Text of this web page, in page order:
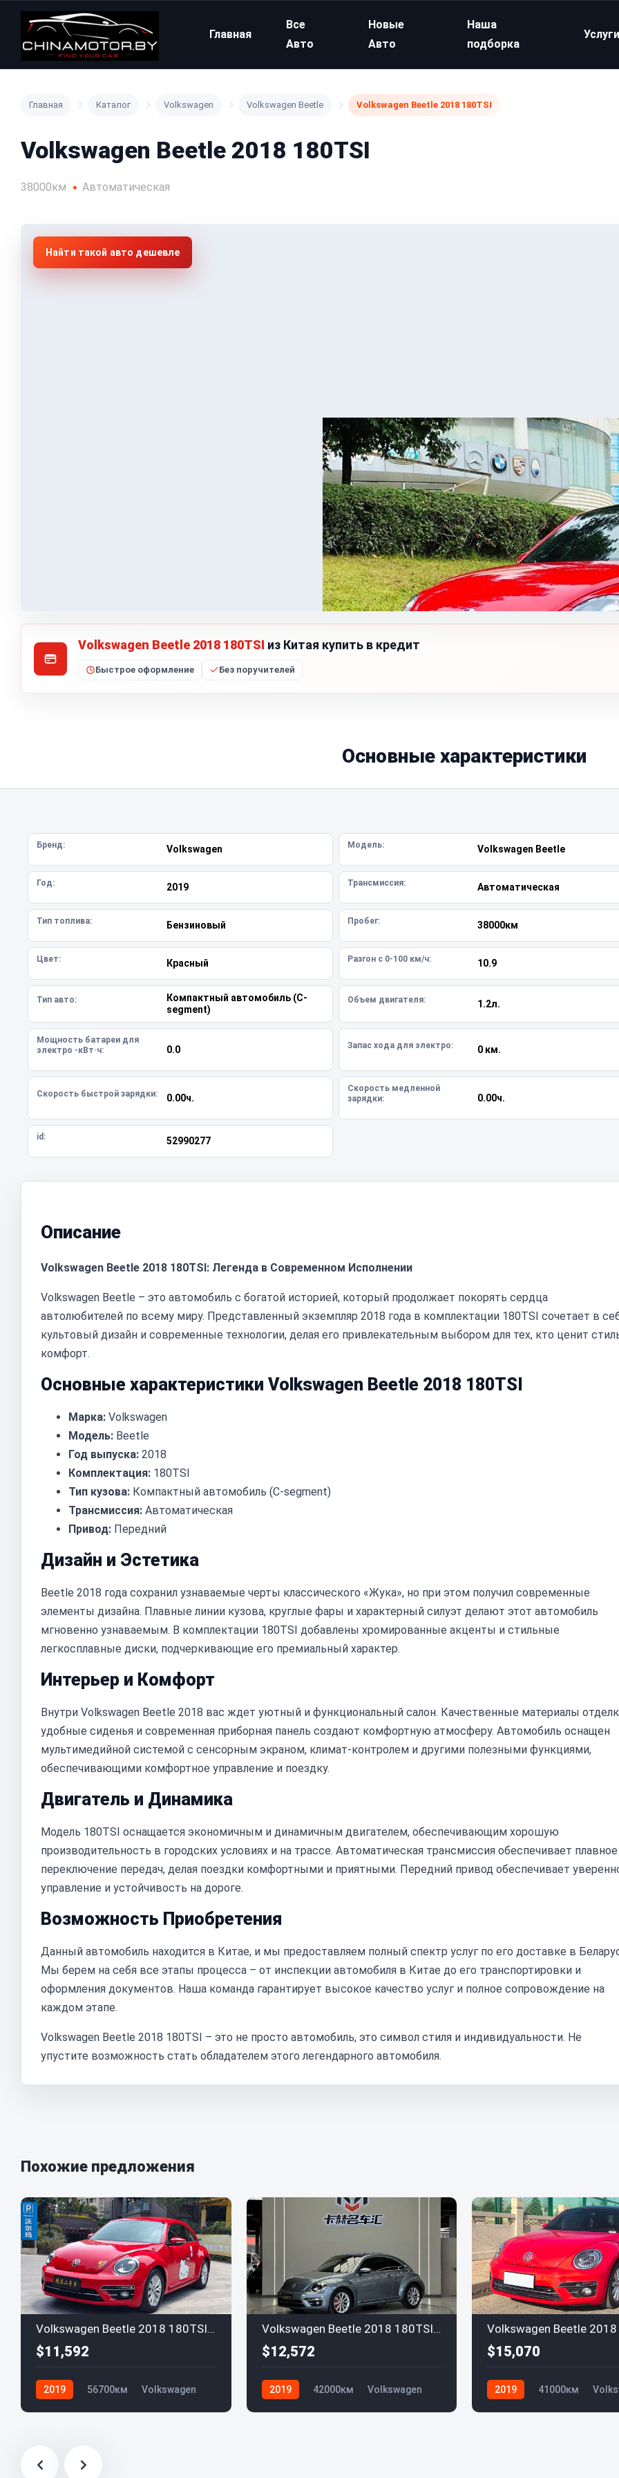
Главная
Все
Авто
Новые
Авто
Наша
подборка
Главная Каталог Volkswagen Volkswagen Beetle Volkswagen Beetle 2018 180TSI
Volkswagen Beetle 2018 180TSI
38000км Автоматическая
Найти такой авто дешевле
Volkswagen Beetle 2018 180TSI из Китая купить в кредит
Быстрое оформление Без поручителей
Основные характеристики
Бренд: Volkswagen Модель: Volkswagen Beetle
Год: 2019 Трансмиссия: Автоматическая
Тип топлива: Бензиновый Пробег: 38000км
Цвет: Красный Разгон с 0-100 км/ч: 10.9
Тип авто:
Компактный автомобиль (C-
segment)
Объем двигателя: 1.2л.
Мощность батареи для
электро -кВт·ч:
0.0 Запас хода для электро: 0 км.
Скорость быстрой зарядки: 0.00ч.
Скорость медленной
зарядки:
0.00ч.
id: 52990277
Описание
Volkswagen Beetle 2018 180TSI: Легенда в Современном Исполнении
Volkswagen Beetle – это автомобиль с богатой историей, который продолжает покорять сердца
автолюбителей по всему миру. Представленный экземпляр 2018 года в комплектации 180TSI сочетает в
культовый дизайн и современные технологии, делая его привлекательным выбором для тех, кто ценит
комфорт.
Основные характеристики Volkswagen Beetle 2018 180TSI
Марка: Volkswagen
Модель: Beetle
Год выпуска: 2018
Комплектация: 180TSI
Тип кузова: Компактный автомобиль (C-segment)
Трансмиссия: Автоматическая
Привод: Передний
Дизайн и Эстетика
Beetle 2018 года сохранил узнаваемые черты классического «Жука», но при этом получил современные
элементы дизайна. Плавные линии кузова, круглые фары и характерный силуэт делают этот автомобиль
мгновенно узнаваемым. В комплектации 180TSI добавлены хромированные акценты и стильные
легкосплавные диски, подчеркивающие его премиальный характер.
Интерьер и Комфорт
Внутри Volkswagen Beetle 2018 вас ждет уютный и функциональный салон. Качественные материалы
удобные сиденья и современная приборная панель создают комфортную атмосферу. Автомобиль оснащен
мультимедийной системой с сенсорным экраном, климат-контролем и другими полезными функциями,
обеспечивающими комфортное управление и поездку.
Двигатель и Динамика
Модель 180TSI оснащается экономичным и динамичным двигателем, обеспечивающим хорошую
производительность в городских условиях и на трассе. Автоматическая трансмиссия обеспечивает плавное
переключение передач, делая поездки комфортными и приятными. Передний привод обеспечивает
управление и устойчивость на дороге.
Возможность Приобретения
Данный автомобиль находится в Китае, и мы предоставляем полный спектр услуг по его доставке в
Мы берем на себя все этапы процесса – от инспекции автомобиля в Китае до его транспортировки и
оформления документов. Наша команда гарантирует высокое качество услуг и полное сопровождение на
каждом этапе.
Volkswagen Beetle 2018 180TSI – это не просто автомобиль, это символ стиля и индивидуальности. Не
упустите возможность стать обладателем этого легендарного автомобиля.
Похожие предложения
Volkswagen Beetle 2018 180TSI Yilè Edition
$11,592
2019 56700км Volkswagen
Volkswagen Beetle 2018 180TSI Shang Le
$12,572
2019 42000км Volkswagen
Volkswagen Beetle
$15,070
2019 41000км